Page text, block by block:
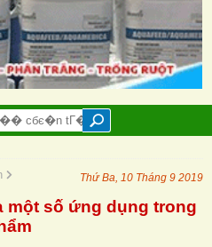
Thứ Ba, 10 Tháng 9 2019
một số ứng dụng trong